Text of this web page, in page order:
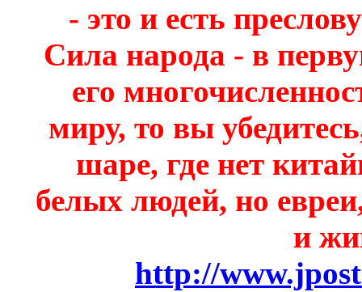
- это и есть
Сила народа - в
его
миру, то вы
шаре, где нет
белых людей, но
и
http://